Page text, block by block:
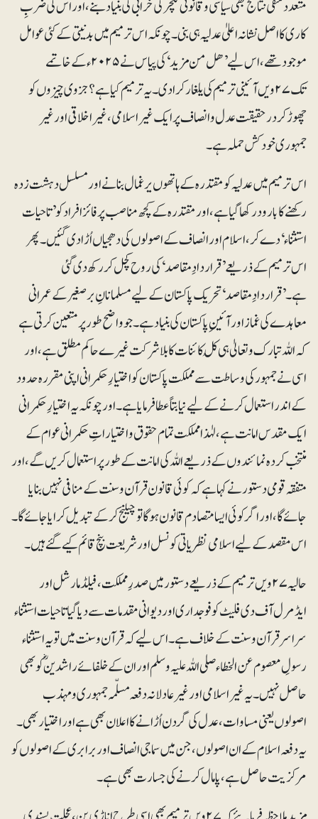
متعدد منفی نتائج بھی سیاسی و قانونی کلچر کی خرابی کی بنیاد بنے، اور اس کی ضربِ
کاری کا اصل نشانہ اعلیٰ عدلیہ ہی بنی۔ چونکہ اس ترمیم میں بدنیتی کے کئی عوامل
موجود تھے، اس لیے ’ھل من مزید‘ کی پیاس نے ۲۰۲۵ء کے خاتمے
تک ۲۷ویں آئینی ترمیم کی یلغار کرادی۔ یہ ترمیم کیا ہے؟جزوی چیزوں کو
چھوڑ کر درحقیقت عدل و انصاف پر ایک غیراسلامی، غیراخلاقی اور غیر
جمہوری خودکش حملہ ہے۔
اس ترمیم میں عدلیہ کو مقتدرہ کے ہاتھوں یرغمال بنانے اور مسلسل دہشت زدہ
رکھنے کا بارود رکھا گیا ہے، اور مقتدرہ کے کچھ مناصب پر فائز افراد کو ’تاحیات
استثناء‘ دے کر، اسلام اور انصاف کے اصولوں کی دھجیاں اُڑا دی گئیں۔ پھر
اس ترمیم کے ذریعے ’قراردادِ مقاصد‘ کی روح کچل کر رکھ دی گئی
ہے۔’قراردادِ مقاصد‘ تحریک پاکستان کے لیے مسلمانانِ برصغیر کے عمرانی
معاہدے کی غماز اور آئینِ پاکستان کی بنیاد ہے۔جو واضح طور پر متعین کرتی ہے
کہ اللہ تبارک و تعالیٰ ہی کُل کائنات کا بلاشرکت غیرے حاکم مطلق ہے، اور
اسی نے جمہور کی وساطت سے مملکت پاکستان کو اختیارِ حکمرانی اپنی مقررہ حدود
کے اندر استعمال کرنے کے لیے نیابتاً عطا فرمایا ہے۔اور چونکہ یہ اختیارِ حکمرانی
ایک مقدس امانت ہے، لہٰذا مملکت تمام حقوق و اختیاراتِ حکمرانی عوام کے
منتخب کردہ نمائندوں کے ذریعے اللہ کی امانت کے طور پر استعمال کریں گے، اور
متفقہ قومی دستور نے کہا ہےکہ کوئی قانون قرآن و سنت کے منافی نہیں بنایا
جائے گا، اور اگر کوئی ایسا متصادم قانون ہوگا تو چیلنج کرکے تبدیل کرایا جائے گا۔
اس مقصد کے لیے اسلامی نظریاتی کونسل اور شریعت بنچ قائم کیے گئے ہیں۔
حالیہ ۲۷ویں ترمیم کے ذریعے دستور میں صدرِ مملکت، فیلڈ مارشل اور
ایڈمرل آف دی فلیٹ کو فوجداری اور دیوانی مقدمات سے دیا گیا تاحیات استثناء
سراسر قرآن و سنت کے خلاف ہے۔ اس لیے کہ قرآن و سنت میں تویہ استثناء
رسولِ معصوم عن الخطاء صلی اللہ علیہ وسلم اور ان کے خلفائے راشدینؓ کو بھی
حاصل نہیں۔یہ غیر اسلامی اور غیر عادلانہ دفعہ مسلّمہ جمہوری و مہذب
اصولوں یعنی مساوات، عدل کی گردن اُڑانے کا اعلان بھی ہے اور اختیار بھی۔
یہ دفعہ اسلام کے ان اصولوں، جن میں سماجی انصاف اور برابری کے اصولوں کو
مرکزیت حاصل ہے، پامال کرنے کی جسارت بھی ہے۔